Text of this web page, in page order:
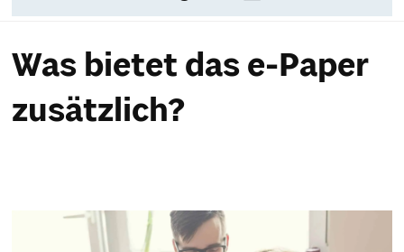
Service & Hilfe
Was bietet das e-Paper
zusätzlich?